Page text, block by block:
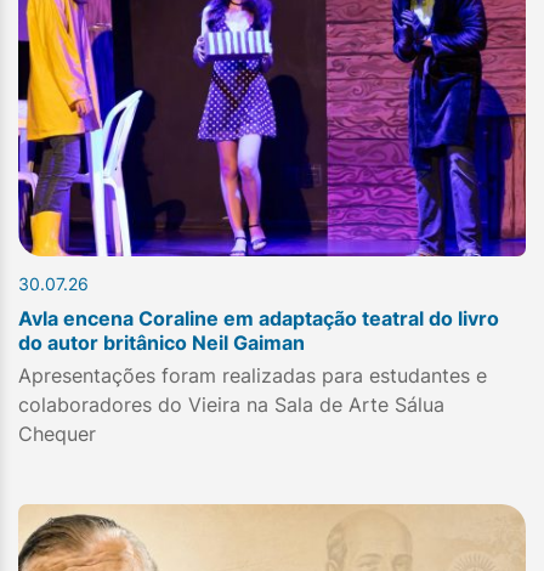
30.07.26
Avla encena Coraline em adaptação teatral do livro
do autor britânico Neil Gaiman
Apresentações foram realizadas para estudantes e
colaboradores do Vieira na Sala de Arte Sálua
Chequer